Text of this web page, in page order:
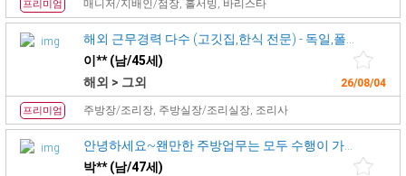
프리미엄 매니저/지배인/점장, 홀서빙, 바리스타
26/08/04
해외 근무경력 다수 (고깃집,한식 전문) - 독일,폴란드,싱가포르외 여러
이** (남/45세)
해외 > 그외
프리미엄 주방장/조리장, 주방실장/조리실장, 조리사
안녕하세요~왠만한 주방업무는 모두 수행이 가능한 경력직 쉐프입니다.
박** (남/47세)